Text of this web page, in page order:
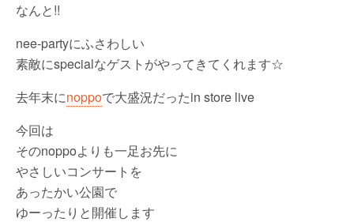
なんと!!
nee-partyにふさわしい
素敵にspecialなゲストがやってきてくれます☆
去年末にnoppoで大盛況だったin store live
今回は
そのnoppoよりも一足お先に
やさしいコンサートを
あったかい公園で
ゆーったりと開催します